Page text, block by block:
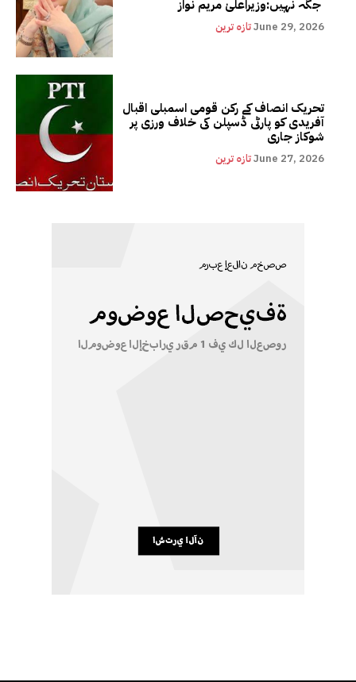
تازہ ترینJune 29, 2026
تحریک انصاف کے رکن قومی اسمبلی اقبال
آفریدی کو پارٹی ڈسپلن کی خلاف ورزی پر
شوکاز جاری
تازہ ترینJune 27, 2026